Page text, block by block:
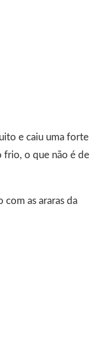
e caiu uma forte
frio, o que não é de
as araras da